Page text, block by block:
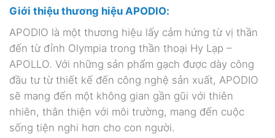
Giới thiệu thương hiệu APODIO:
APODIO là một thương hiệu lấy cảm hứng từ vị thần
đến từ đỉnh Olympia trong thần thoại Hy Lạp –
APOLLO. Với những sản phẩm gạch được dày công
đầu tư từ thiết kế đến công nghệ sản xuất, APODIO
sẽ mang đến một không gian gần gũi với thiên
nhiên, thân thiện với môi trường, mang đến cuộc
sống tiện nghi hơn cho con người.